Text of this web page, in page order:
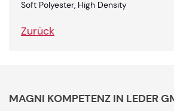
Soft Polyester, High Density
Zurück
MAGNI KOMPETENZ IN LEDER